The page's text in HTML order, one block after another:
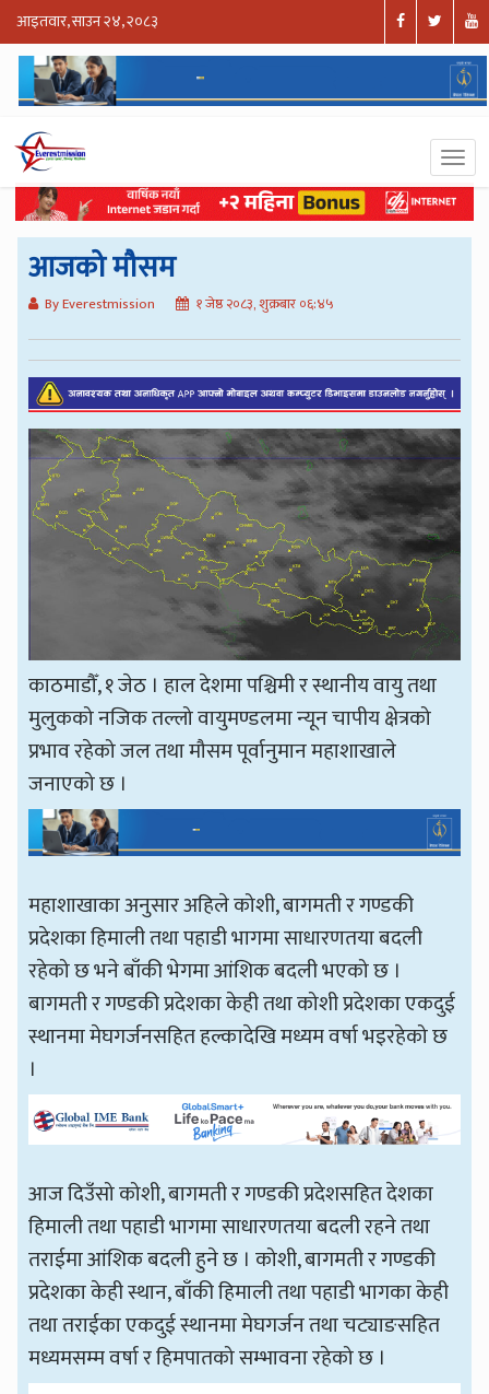
आइतवार, साउन २४, २०८३
आजको मौसम
By Everestmission १ जेष्ठ २०८३, शुक्रबार ०६:४५
काठमाडौँ, १ जेठ । हाल देशमा पश्चिमी र स्थानीय वायु तथा
मुलुकको नजिक तल्लो वायुमण्डलमा न्यून चापीय क्षेत्रको
प्रभाव रहेको जल तथा मौसम पूर्वानुमान महाशाखाले
जनाएको छ ।
महाशाखाका अनुसार अहिले कोशी, बागमती र गण्डकी
प्रदेशका हिमाली तथा पहाडी भागमा साधारणतया बदली
रहेको छ भने बाँकी भेगमा आंशिक बदली भएको छ ।
बागमती र गण्डकी प्रदेशका केही तथा कोशी प्रदेशका एकदुई
स्थानमा मेघगर्जनसहित हल्कादेखि मध्यम वर्षा भइरहेको छ
।
आज दिउँसो कोशी, बागमती र गण्डकी प्रदेशसहित देशका
हिमाली तथा पहाडी भागमा साधारणतया बदली रहने तथा
तराईमा आंशिक बदली हुने छ । कोशी, बागमती र गण्डकी
प्रदेशका केही स्थान, बाँकी हिमाली तथा पहाडी भागका केही
तथा तराईका एकदुई स्थानमा मेघगर्जन तथा चट्याङसहित
मध्यमसम्म वर्षा र हिमपातको सम्भावना रहेको छ ।